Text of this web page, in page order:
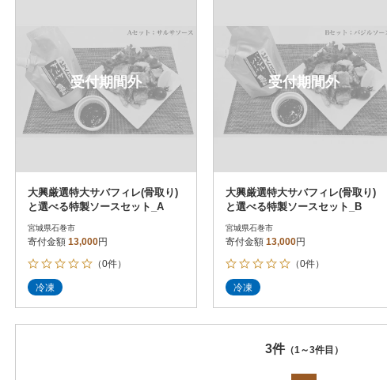
PayPay
クレジットカード決済
Amazon Pay
楽天ペイ
メルペイ
d払い
金融機関(Pay-easy決済)
発送種別 解除
通常
冷蔵便
冷凍便
結果を見る（
レビュー評
寄付金額が
寄付金額が
受付期間外
大興厳選特大サバフィレ(骨取り)
と選べる特製ソースセット_A
宮城県石巻市
寄付金額 13,000円
（0件）
冷凍
受付期間外
大興厳選特大サバフィレ(骨取り)
と選べる特製ソースセット_B
宮城県石巻市
寄付金額 13,000円
（0件）
冷凍
3件（1～3件目）